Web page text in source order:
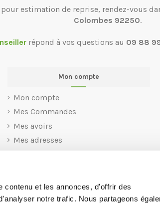
contenu et les annonces, d'offrir des
notre trafic. Nous partageons
estimation de reprise, rendez-vous
Colombes 92250.
répond à vos questions au 09 88
Mon compte
Mon compte
Mes Commandes
Mes avoirs
Mes adresses